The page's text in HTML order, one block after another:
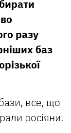
разу
баз
все, що
росіяни.